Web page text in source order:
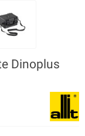
Dinoplus